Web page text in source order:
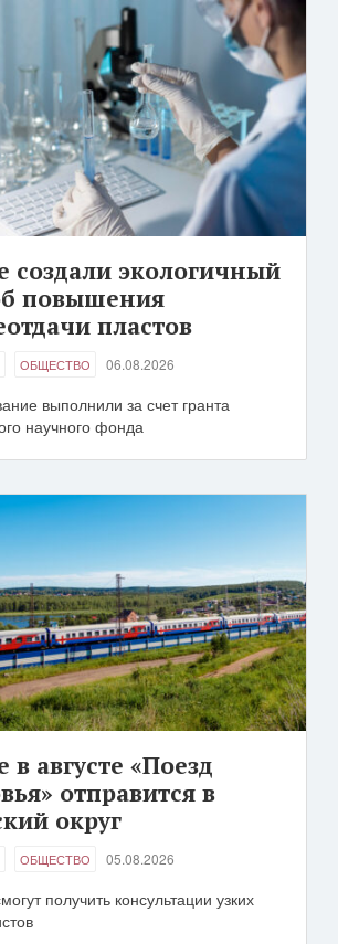
создали экологичный
повышения
пластов
ОБЩЕСТВО 06.08.2026
выполнили за счет гранта
научного фонда
в августе «Поезд
отправится в
округ
ОБЩЕСТВО 05.08.2026
получить консультации узких